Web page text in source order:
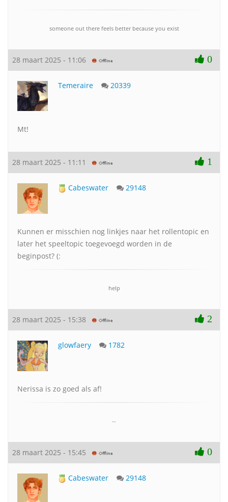
someone out there feels better because you exist
28 maart 2025 - 11:06 0
Temeraire 20339
Mt!
28 maart 2025 - 11:11 1
Cabeswater 29148
Kunnen er misschien nog linkjes naar het rollentopic en
later het speeltopic toegevoegd worden in de
beginpost? (:
help
28 maart 2025 - 15:38 2
glowfaery 1782
Nerissa is zo goed als af!
--
28 maart 2025 - 15:45 0
Cabeswater 29148